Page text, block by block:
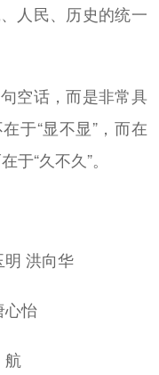
人民、历史的统一
空话，而是非常具
于“显不显”，而在
于“久不久”。
洪向华
怡